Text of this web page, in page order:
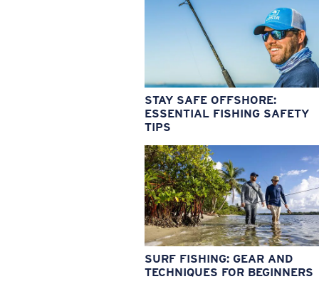
STAY SAFE OFFSHORE:
ESSENTIAL FISHING SAFETY
TIPS
SURF FISHING: GEAR AND
TECHNIQUES FOR BEGINNERS